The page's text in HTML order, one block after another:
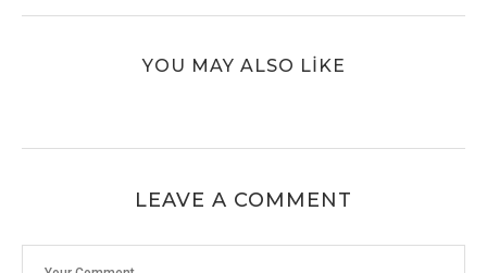
YOU MAY ALSO LIKE
LEAVE A COMMENT